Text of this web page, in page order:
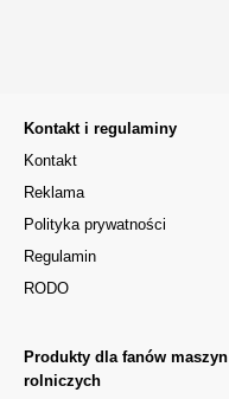
Kontakt i regulaminy
Kontakt
Reklama
Polityka prywatności
Regulamin
RODO
Produkty dla fanów maszyn
rolniczych